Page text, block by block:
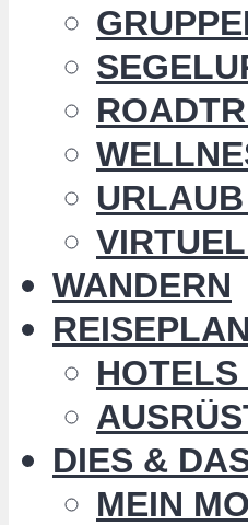
WANDERN
DIES &
MEIN